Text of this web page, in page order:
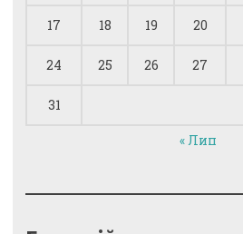
17 18 19 20
24 25 26 27
31
« Лип